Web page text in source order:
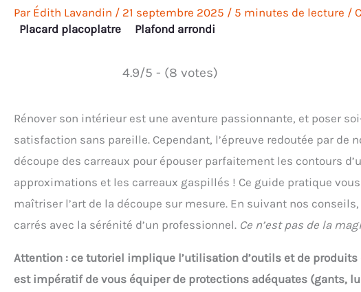
Par Édith Lavandin / 21 septembre 2025 / 5 minutes de lecture /
Placard placoplatre
Plafond arrondi
4.9/5 - (8 votes)
Rénover son intérieur est une aventure passionnante, et poser
satisfaction sans pareille. Cependant, l’épreuve redoutée par
découpe des carreaux pour épouser parfaitement les contours
approximations et les carreaux gaspillés ! Ce guide pratique
maîtriser l’art de la découpe sur mesure. En suivant nos
carrés avec la sérénité d’un professionnel. Ce n’est pas de la
Attention : ce tutoriel implique l’utilisation d’outils et de
est impératif de vous équiper de protections adéquates (gants,